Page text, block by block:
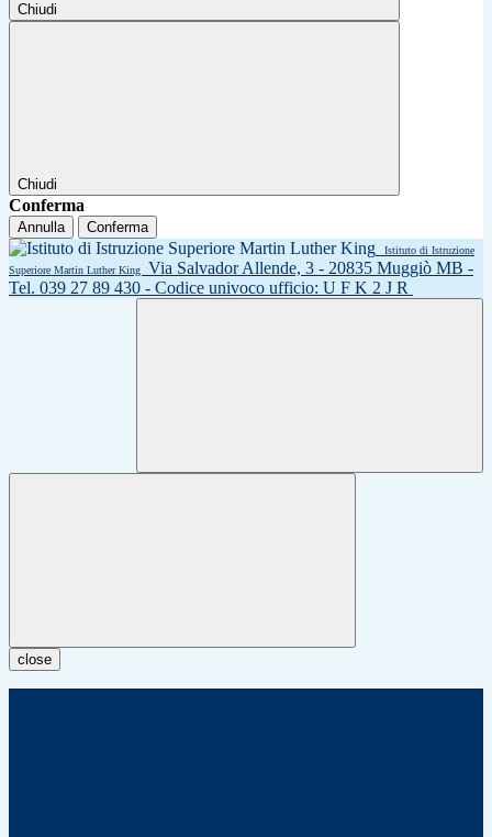
Chiudi
Chiudi
Conferma
Annulla Conferma
Istituto di Istruzione
Superiore Martin Luther King
Via Salvador Allende, 3 - 20835 Muggiò MB -
Tel. 039 27 89 430 - Codice univoco ufficio: U F K 2 J R
close